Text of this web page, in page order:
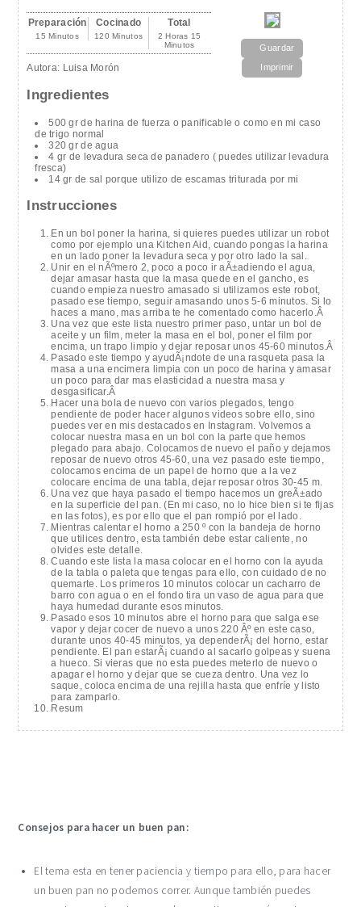
Guardar
Imprimir
Preparación
15 Minutos
Cocinado
120 Minutos
Total
2 Horas 15
Minutos
Autora: Luisa Morón
Ingredientes
500 gr de harina de fuerza o panificable o como en mi caso
de trigo normal
320 gr de agua
4 gr de levadura seca de panadero ( puedes utilizar levadura
fresca)
14 gr de sal porque utilizo de escamas triturada por mi
Instrucciones
En un bol poner la harina, si quieres puedes utilizar un robot
como por ejemplo una Kitchen Aid, cuando pongas la harina
en un lado poner la levadura seca y por otro lado la sal.
Unir en el nÃºmero 2, poco a poco ir aÃ±adiendo el agua,
dejar amasar hasta que la masa quede en el gancho, es
cuando empieza nuestro amasado si utilizamos este robot,
pasado ese tiempo, seguir amasando unos 5-6 minutos. Si lo
haces a mano, mas arriba te he comentado como hacerlo.Â
Una vez que este lista nuestro primer paso, untar un bol de
aceite y un film, meter la masa en el bol, poner el film por
encima, un trapo limpio y dejar reposar unos 45-60 minutos.Â
Pasado este tiempo y ayudÃ¡ndote de una rasqueta pasa la
masa a una encimera limpia con un poco de harina y amasar
un poco para dar mas elasticidad a nuestra masa y
desgasificar.Â
Hacer una bola de nuevo con varios plegados, tengo
pendiente de poder hacer algunos videos sobre ello, sino
puedes ver en mis destacados en Instagram. Volvemos a
colocar nuestra masa en un bol con la parte que hemos
plegado para abajo. Colocamos de nuevo el paño y dejamos
reposar de nuevo otros 45-60, una vez pasado este tiempo,
colocamos encima de un papel de horno que a la vez
colocare encima de una tabla, dejar reposar otros 30-45 m.
Una vez que haya pasado el tiempo hacemos un greÃ±ado
en la superficie del pan. (En mi caso, no lo hice bien si te fijas
en las fotos), es por ello que el pan rompió por el lado.
Mientras calentar el horno a 250 º con la bandeja de horno
que utilices dentro, esta también debe estar caliente, no
olvides este detalle.
Cuando este lista la masa colocar en el horno con la ayuda
de la tabla o paleta que tengas para ello, con cuidado de no
quemarte. Los primeros 10 minutos colocar un cacharro de
barro con agua o en el fondo tira un vaso de agua para que
haya humedad durante esos minutos.
Pasado esos 10 minutos abre el horno para que salga ese
vapor y dejar cocer de nuevo a unos 220 Âº en este caso,
durante unos 40-45 minutos, ya dependerÃ¡ del horno, estar
pendiente. El pan estarÃ¡ cuando al sacarlo golpeas y suena
a hueco. Si vieras que no esta puedes meterlo de nuevo o
apagar el horno y dejar que se cueza dentro. Una vez lo
saque, coloca encima de una rejilla hasta que enfríe y listo
para zamparlo.
Resum
Consejos para hacer un buen pan:
El tema esta en tener paciencia y tiempo para ello, para hacer
un buen pan no podemos correr. Aunque también puedes